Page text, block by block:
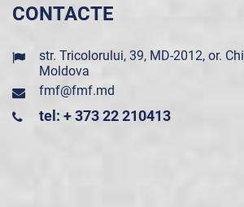
CONTACTE
str. Tricolorului, 39, MD-2012, or.
Moldova
fmf@fmf.md
tel: + 373 22 210413